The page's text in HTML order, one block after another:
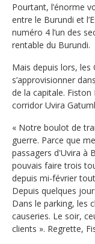
Pourtant, l’énorme
entre le Burundi et
numéro 4 l’un des
rentable du Burundi.
Mais depuis lors, les
s’approvisionner
de la capitale.
corridor Uvira
« Notre boulot de
guerre. Parce que
passagers d'Uvira à
pouvais faire trois
depuis mi-février
Depuis quelques
Dans le parking, les
causeries. Le soir,
clients ». Regrette,